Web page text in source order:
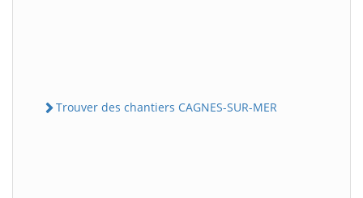
Trouver des chantiers CAGNES-SUR-MER